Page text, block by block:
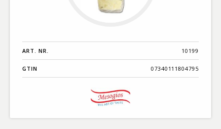
ART. NR. 10199
GTIN 07340111804795